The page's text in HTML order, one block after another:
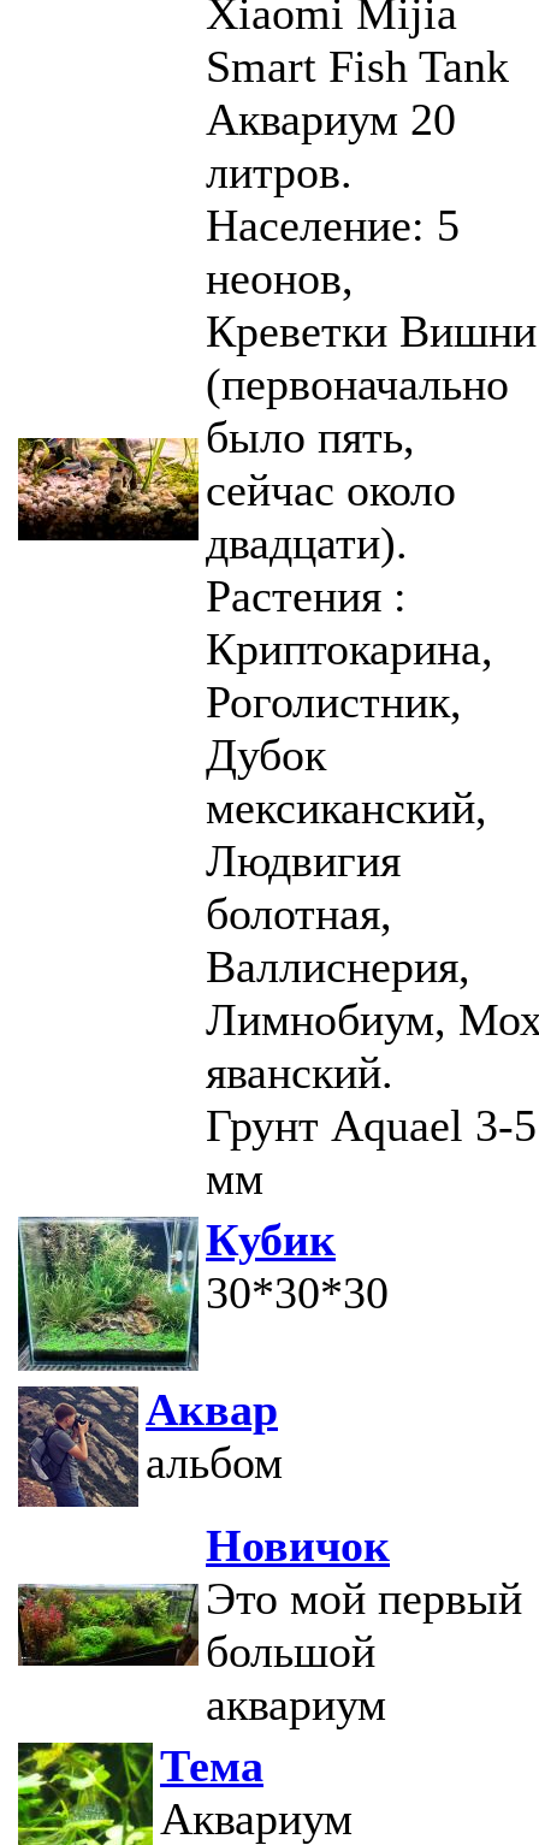
Xiaomi Mijia
Smart Fish Tank
Аквариум 20
литров.
Население: 5
неонов,
Креветки Вишни
(первоначально
было пять,
сейчас около
двадцати).
Растения :
Криптокарина,
Роголистник,
Дубок
мексиканский,
Людвигия
болотная,
Валлиснерия,
Лимнобиум,
яванский.
Грунт Aquael 3-5
мм
Кубик
30*30*30
Аквар
альбом
Новичок
Это мой первый
большой
аквариум
Тема
Аквариум